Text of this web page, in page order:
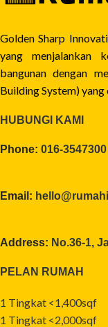
Golden Sharp
yang menjalankan
bangunan dengan
Building System)
HUBUNGI KAMI
Phone: 016-3547300
Email:
Address: No.36-1,
PELAN RUMAH
1 Tingkat <1,400sqf
1 Tingkat <2,000sqf